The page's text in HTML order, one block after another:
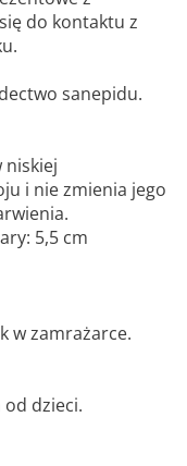
do kontaktu z
sanepidu.
niskiej
i nie zmienia jego
5,5 cm
w zamrażarce.
od dzieci.